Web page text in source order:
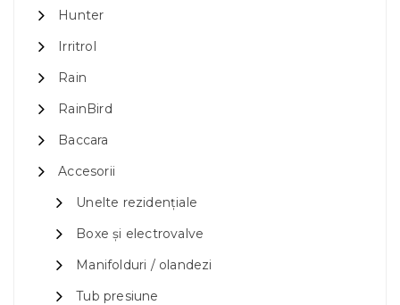
Hunter
Irritrol
Rain
RainBird
Baccara
Accesorii
Unelte rezidențiale
Boxe și electrovalve
Manifolduri / olandezi
Tub presiune